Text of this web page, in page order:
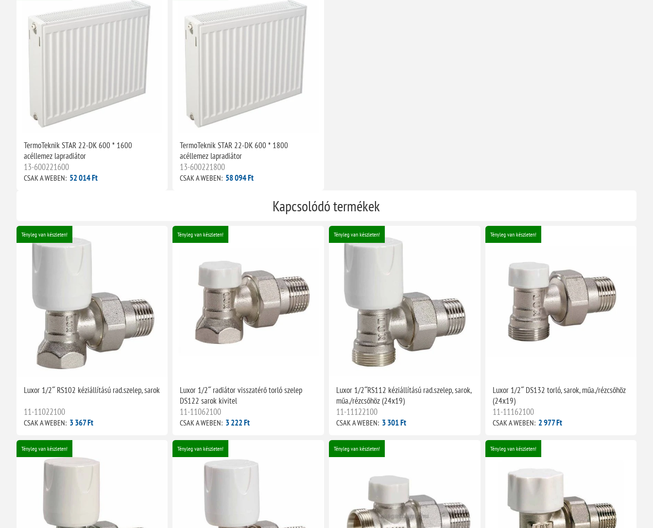
TermoTeknik STAR 22-DK 600 * 1600
acéllemez lapradiátor
13-600221600
CSAK A WEBEN: 52 014 Ft
TermoTeknik STAR 22-DK 600 * 1800
acéllemez lapradiátor
13-600221800
CSAK A WEBEN: 58 094 Ft
Kapcsolódó termékek
Tényleg van készleten!
Luxor 1/2˝ RS102 kéziállítású rad.szelep, sarok
11-11022100
CSAK A WEBEN: 3 367 Ft
Tényleg van készleten!
Luxor 1/2˝ radiátor visszatérő torló szelep
DS122 sarok kivitel
11-11062100
CSAK A WEBEN: 3 222 Ft
Tényleg van készleten!
Luxor 1/2˝RS112 kéziállítású rad.szelep, sarok,
műa./rézcsőhöz (24x19)
11-11122100
CSAK A WEBEN: 3 301 Ft
Tényleg van készleten!
Luxor 1/2˝ DS132 torló, sarok, műa./rézcsőhöz
(24x19)
11-11162100
CSAK A WEBEN: 2 977 Ft
Tényleg van készleten! Tényleg van készleten! Tényleg van készleten! Tényleg van készleten!